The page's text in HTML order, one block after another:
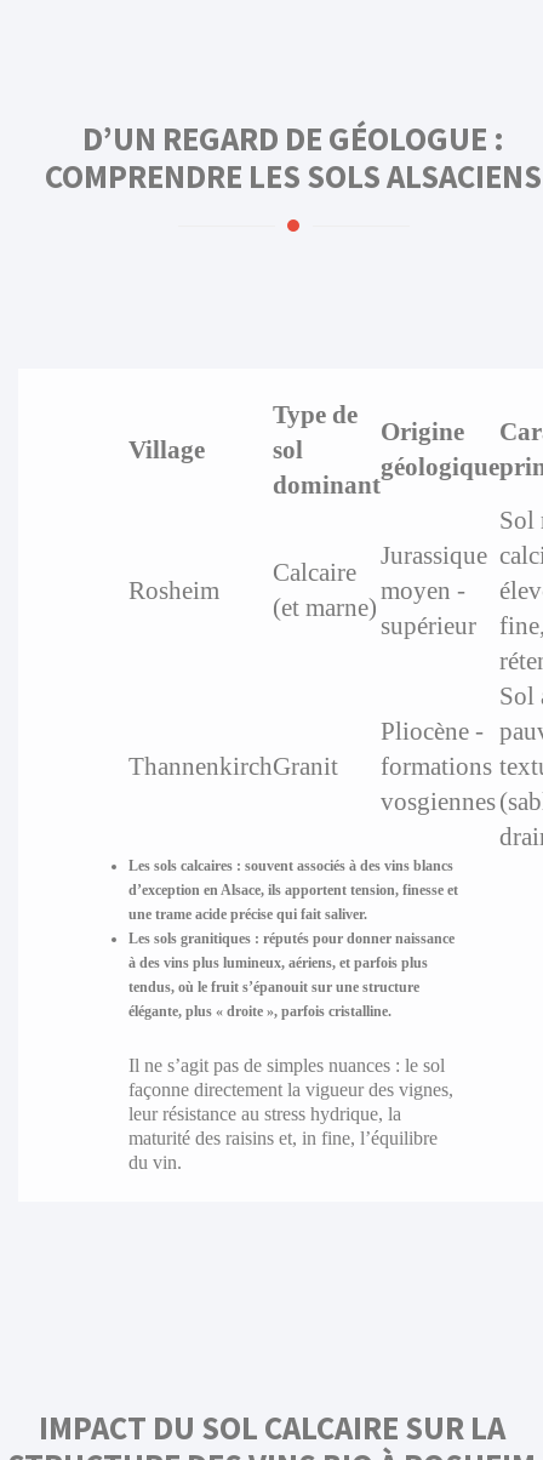
D’UN REGARD DE GÉOLOGUE :
COMPRENDRE LES SOLS ALSACIENS
Village
Type de
sol
dominant
Origine
géologique
Rosheim
Calcaire
(et marne)
Jurassique
moyen -
supérieur
Sol
ThannenkirchGranit
Pliocène -
formations
vosgiennes
Sol
Les sols calcaires : souvent associés à des vins blancs
d’exception en Alsace, ils apportent tension, finesse et
une trame acide précise qui fait saliver.
Les sols granitiques : réputés pour donner naissance
à des vins plus lumineux, aériens, et parfois plus
tendus, où le fruit s’épanouit sur une structure
élégante, plus « droite », parfois cristalline.
Il ne s’agit pas de simples nuances : le sol
façonne directement la vigueur des vignes,
leur résistance au stress hydrique, la
maturité des raisins et, in fine, l’équilibre
du vin.
IMPACT DU SOL CALCAIRE SUR LA